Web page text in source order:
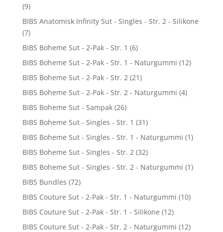
(9)
BIBS Anatomisk Infinity Sut - Singles - Str. 2 - Silikone
(7)
BIBS Boheme Sut - 2-Pak - Str. 1 (6)
BIBS Boheme Sut - 2-Pak - Str. 1 - Naturgummi (12)
BIBS Boheme Sut - 2-Pak - Str. 2 (21)
BIBS Boheme Sut - 2-Pak - Str. 2 - Naturgummi (4)
BIBS Boheme Sut - Sampak (26)
BIBS Boheme Sut - Singles - Str. 1 (31)
BIBS Boheme Sut - Singles - Str. 1 - Naturgummi (1)
BIBS Boheme Sut - Singles - Str. 2 (32)
BIBS Boheme Sut - Singles - Str. 2 - Naturgummi (1)
BIBS Bundles (72)
BIBS Couture Sut - 2-Pak - Str. 1 - Naturgummi (10)
BIBS Couture Sut - 2-Pak - Str. 1 - Silikone (12)
BIBS Couture Sut - 2-Pak - Str. 2 - Naturgummi (12)